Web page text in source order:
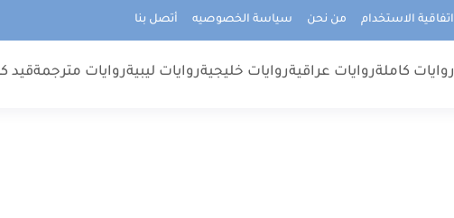
اتفاقية الاستخدام من نحن سياسة الخصوصيه أتصل بنا
روايات كاملةروايات عراقيةروايات خليجيةروايات ليبيةروايات مترجمةقيد